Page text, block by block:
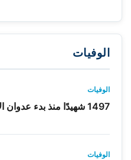
الوفيات
الوفيات
1497 شهيدًا منذ بدء عدوان الاحتلال على لبنان
الوفيات